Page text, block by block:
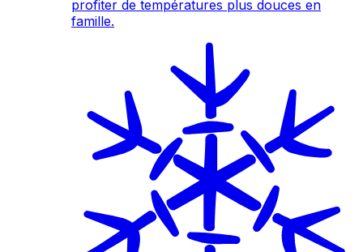
profiter de températures plus douces en
famille.